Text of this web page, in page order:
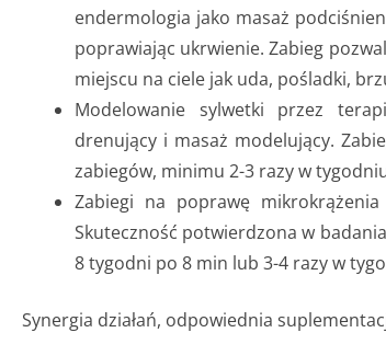
endermologia jako masaż
poprawiając ukrwienie. Zabieg
miejscu na ciele jak uda, pośladki,
Modelowanie sylwetki przez
drenujący i masaż modelujący.
zabiegów, minimu 2-3 razy w
Zabiegi na poprawę
Skuteczność potwierdzona w
8 tygodni po 8 min lub 3-4 razy w
Synergia działań, odpowiednia